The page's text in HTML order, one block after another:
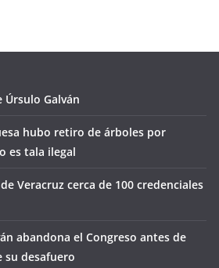
Úrsulo Galván
hubo retiro de árboles por
es tala ilegal
Veracruz cerca de 100 credenciales
abandona el Congreso antes de
su desafuero